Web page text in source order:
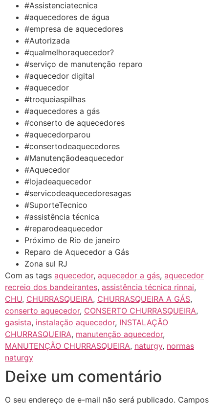
#Assistenciatecnica
#aquecedores de água
#empresa de aquecedores
#Autorizada
#qualmelhoraquecedor?
#serviço de manutenção reparo
#aquecedor digital
#aquecedor
#troqueiaspilhas
#aquecedores a gás
#conserto de aquecedores
#aquecedorparou
#consertodeaquecedores
#Manutençãodeaquecedor
#Aquecedor
#lojadeaquecedor
#servicodeaquecedoresagas
#SuporteTecnico
#assistência técnica
#reparodeaquecedor
Próximo de Rio de janeiro
Reparo de Aquecedor a Gás
Zona sul RJ
Com as tags aquecedor, aquecedor a gás, aquecedor
recreio dos bandeirantes, assistência técnica rinnai,
CHU, CHURRASQUEIRA, CHURRASQUEIRA A GÁS,
conserto aquecedor, CONSERTO CHURRASQUEIRA,
gasista, instalação aquecedor, INSTALAÇÃO
CHURRASQUEIRA, manutenção aquecedor,
MANUTENÇÃO CHURRASQUEIRA, naturgy, normas
naturgy
Deixe um comentário
O seu endereço de e-mail não será publicado. Campos